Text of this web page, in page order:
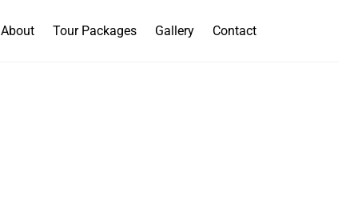
About Tour Packages Gallery Contact